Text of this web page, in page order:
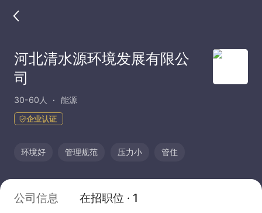
河北清水源环境发展有限公
司
30-60人 能源
企业认证
环境好 管理规范 压力小 管住
公司信息 在招职位 · 1